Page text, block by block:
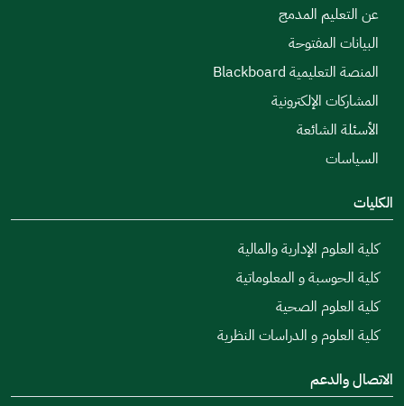
عن التعليم المدمج
البيانات المفتوحة
المنصة التعليمية Blackboard
المشاركات الإلكترونية
الأسئلة الشائعة
السياسات
الكليات
كلية العلوم الإدارية والمالية
كلية الحوسبة و المعلوماتية
كلية العلوم الصحية
كلية العلوم و الدراسات النظرية
الاتصال والدعم